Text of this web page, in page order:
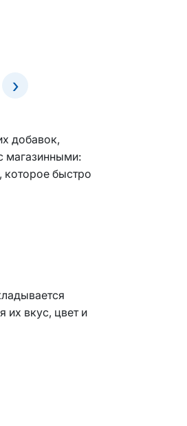
коптильню
›
добавок,
магазинными:
которое быстро
их вкус, цвет и